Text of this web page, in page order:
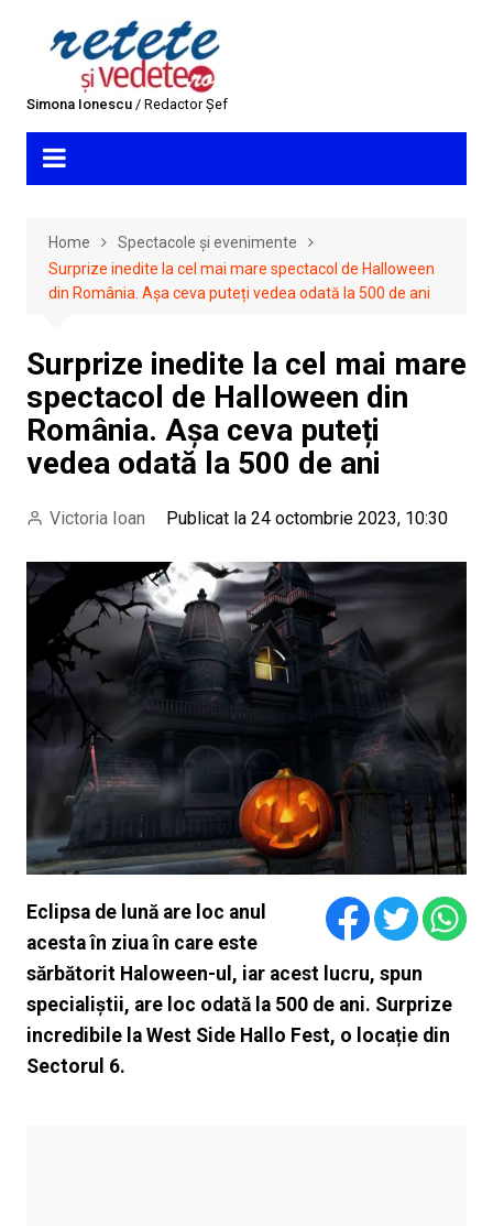
Simona Ionescu/ Redactor Șef
Home
Spectacole și evenimente
Surprize inedite la cel mai mare spectacol de Halloween
din România. Așa ceva puteți vedea odată la 500 de ani
Surprize inedite la cel mai mare
spectacol de Halloween din
România. Așa ceva puteți
vedea odată la 500 de ani
Victoria Ioan Publicat la 24 octombrie 2023, 10:30
Eclipsa de lună are loc anul
acesta în ziua în care este
sărbătorit Haloween-ul, iar acest lucru, spun
specialiștii, are loc odată la 500 de ani. Surprize
incredibile la West Side Hallo Fest, o locație din
Sectorul 6.